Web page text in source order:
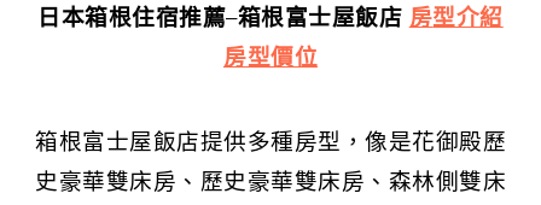
日本箱根住宿推薦–箱根富士屋飯店 房型介紹
房型價位
箱根富士屋飯店提供多種房型，像是花御殿歷
史豪華雙床房、歷史豪華雙床房、森林側雙床